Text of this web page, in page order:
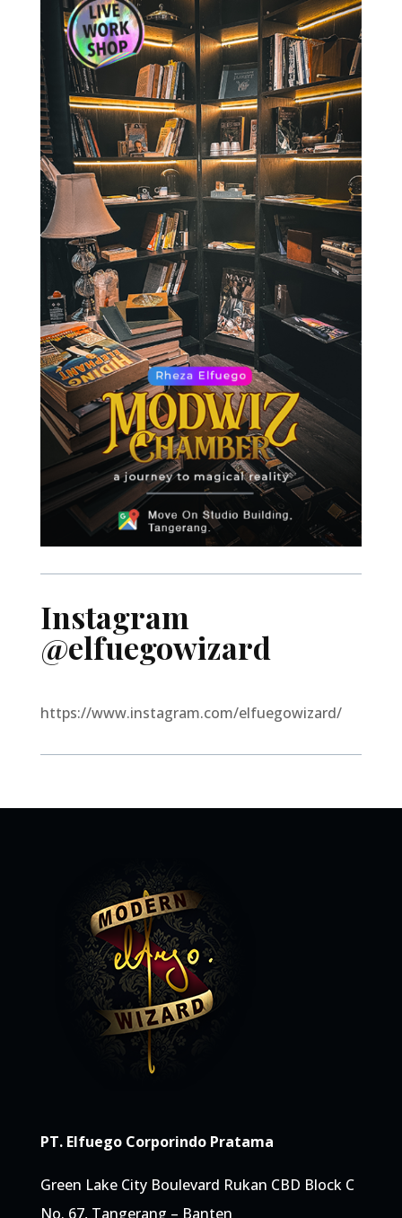
Instagram
@elfuegowizard
https://www.instagram.com/elfuegowizard/
PT. Elfuego Corporindo Pratama
Green Lake City Boulevard Rukan CBD Block C
No. 67, Tangerang – Banten